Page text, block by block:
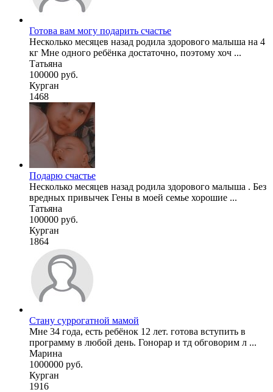
Готова вам могу подарить счастье
Несколько месяцев назад родила здорового малыша на 4
кг Мне одного ребёнка достаточно, поэтому хоч ...
Татьяна
100000 руб.
Курган
1468
Подарю счастье
Несколько месяцев назад родила здорового малыша . Без
вредных привычек Гены в моей семье хорошие ...
Татьяна
100000 руб.
Курган
1864
Стану суррогатной мамой
Мне 34 года, есть ребёнок 12 лет. готова вступить в
программу в любой день. Гонорар и тд обговорим л ...
Марина
1000000 руб.
Курган
1916